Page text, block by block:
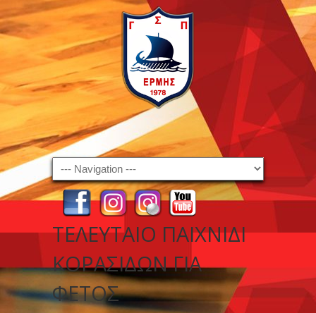
Navigation
ΤΕΛΕΥΤΑΊΟ ΠΑΙΧΝΊΔΙ
ΚΟΡΑΣΊΔΩΝ ΓΙΑ
ΦΈΤΟΣ